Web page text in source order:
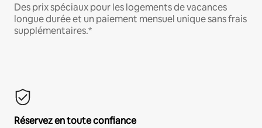
Des prix spéciaux pour les logements de vacances
longue durée et un paiement mensuel unique sans frais
supplémentaires.*
Réservez en toute confiance